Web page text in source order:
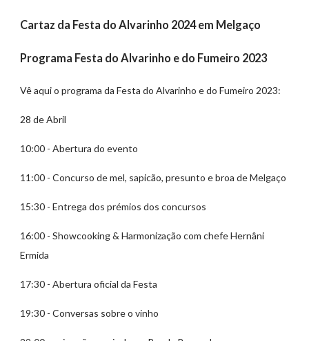
Cartaz da Festa do Alvarinho 2024 em Melgaço
Programa Festa do Alvarinho e do Fumeiro 2023
Vê aqui o programa da Festa do Alvarinho e do Fumeiro 2023:
28 de Abril
10:00 - Abertura do evento
11:00 - Concurso de mel, sapicão, presunto e broa de Melgaço
15:30 - Entrega dos prémios dos concursos
16:00 - Showcooking & Harmonização com chefe Hernâni
Ermida
17:30 - Abertura oficial da Festa
19:30 - Conversas sobre o vinho